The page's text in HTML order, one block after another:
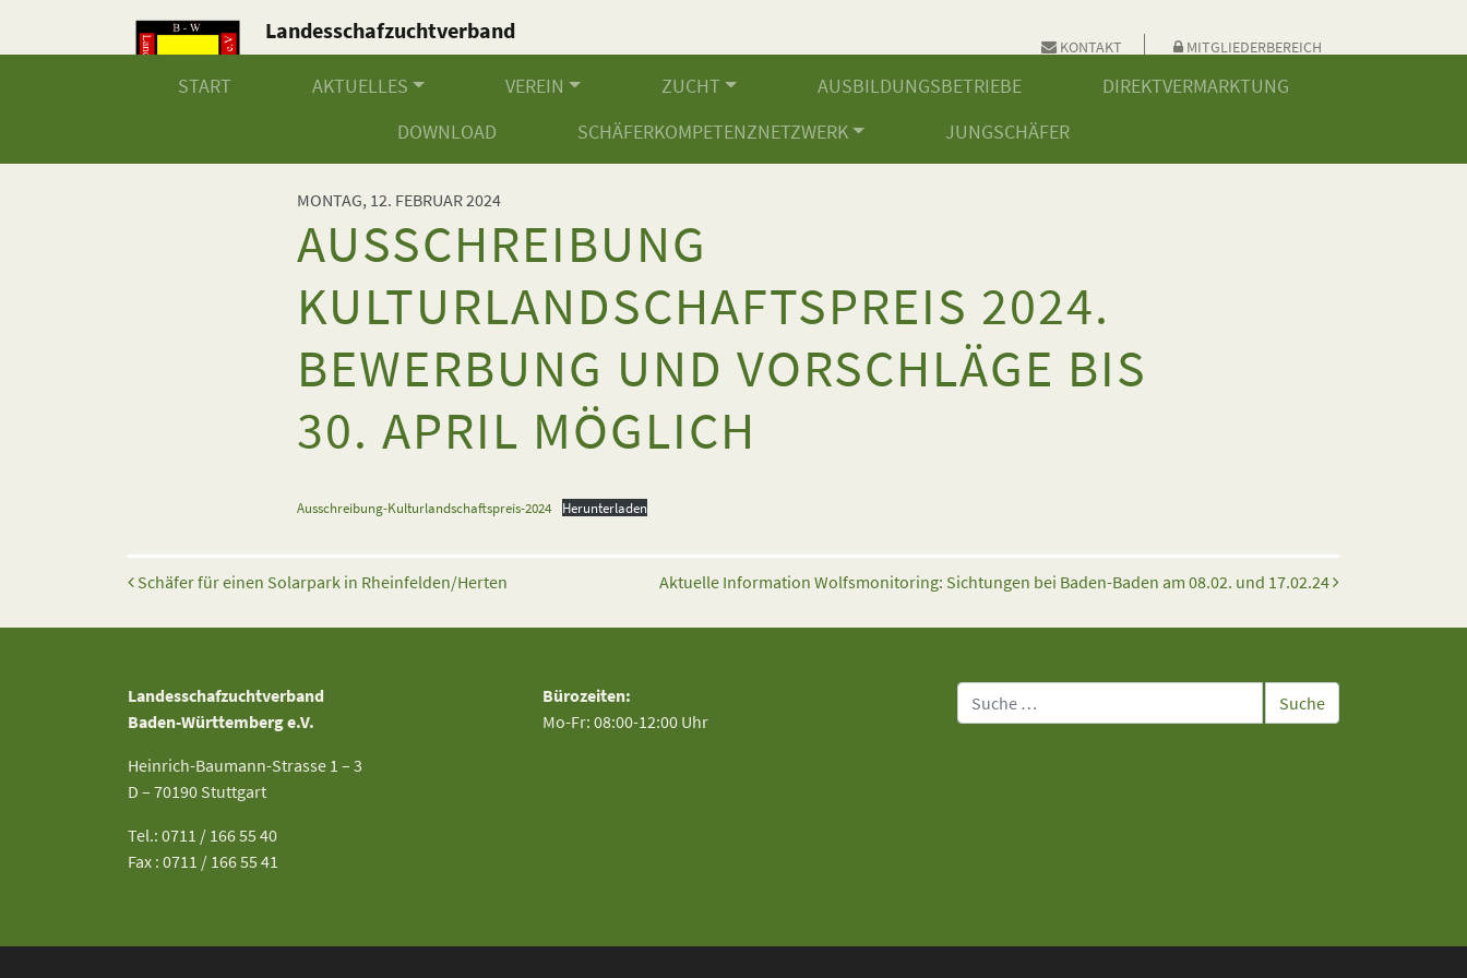
Landesschafzuchtverband
Baden-Württemberg e.V.
KONTAKT MITGLIEDERBEREICH
START AKTUELLES VEREIN ZUCHT AUSBILDUNGSBETRIEBE
DIREKTVERMARKTUNG
DOWNLOAD
SCHÄFERKOMPETENZNETZWERK JUNGSCHÄFER
MONTAG, 12. FEBRUAR 2024
AUSSCHREIBUNG
KULTURLANDSCHAFTSPREIS 2024.
BEWERBUNG UND VORSCHLÄGE BIS
30. APRIL MÖGLICH
Ausschreibung-Kulturlandschaftspreis-2024 Herunterladen
Beitrags-Navigation
Schäfer für einen Solarpark in Rheinfelden/Herten Aktuelle Information Wolfsmonitoring: Sichtungen bei Baden-Baden am 08.02. und 17.02.24
Landesschafzuchtverband
Baden-Württemberg e.V.
Heinrich-Baumann-Strasse 1 – 3
D – 70190 Stuttgart
Tel.: 0711 / 166 55 40
Fax : 0711 / 166 55 41
Bürozeiten:
Mo-Fr: 08:00-12:00 Uhr
Suche